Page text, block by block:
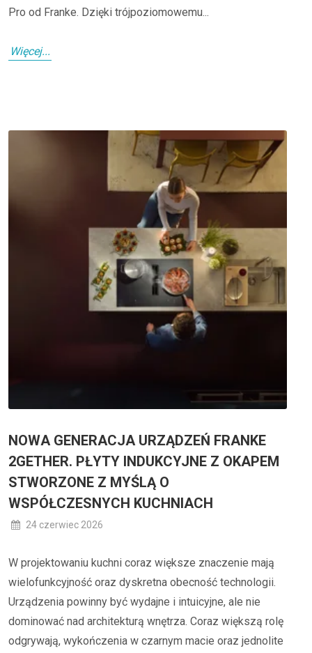
Pro od Franke. Dzięki trójpoziomowemu...
Więcej...
NOWA GENERACJA URZĄDZEŃ FRANKE
2GETHER. PŁYTY INDUKCYJNE Z OKAPEM
STWORZONE Z MYŚLĄ O
WSPÓŁCZESNYCH KUCHNIACH
24 czerwiec 2026
W projektowaniu kuchni coraz większe znaczenie mają
wielofunkcyjność oraz dyskretna obecność technologii.
Urządzenia powinny być wydajne i intuicyjne, ale nie
dominować nad architekturą wnętrza. Coraz większą rolę
odgrywają, wykończenia w czarnym macie oraz jednolite